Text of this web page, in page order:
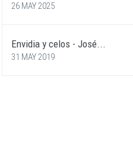
26 MAY 2025
Envidia y celos - José...
31 MAY 2019